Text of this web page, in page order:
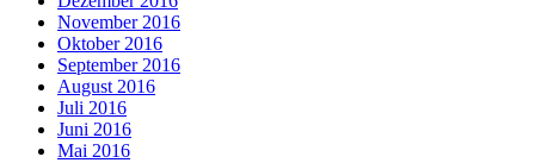
November 2016
Oktober 2016
September 2016
August 2016
Juli 2016
Juni 2016
Mai 2016